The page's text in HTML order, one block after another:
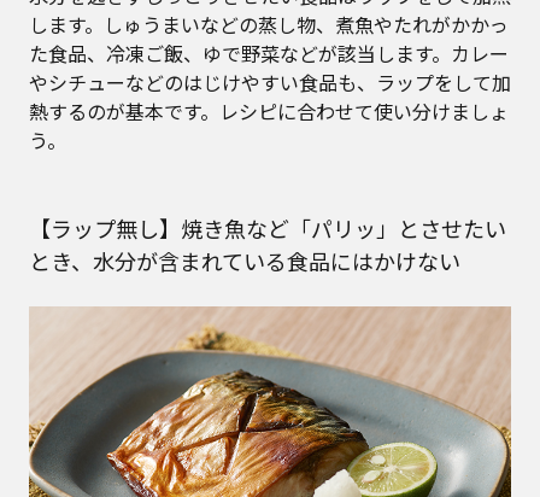
します。しゅうまいなどの蒸し物、煮魚やたれがかかっ
た食品、冷凍ご飯、ゆで野菜などが該当します。カレー
やシチューなどのはじけやすい食品も、ラップをして加
熱するのが基本です。レシピに合わせて使い分けましょ
う。
【ラップ無し】焼き魚など「パリッ」とさせたい
とき、水分が含まれている食品にはかけない